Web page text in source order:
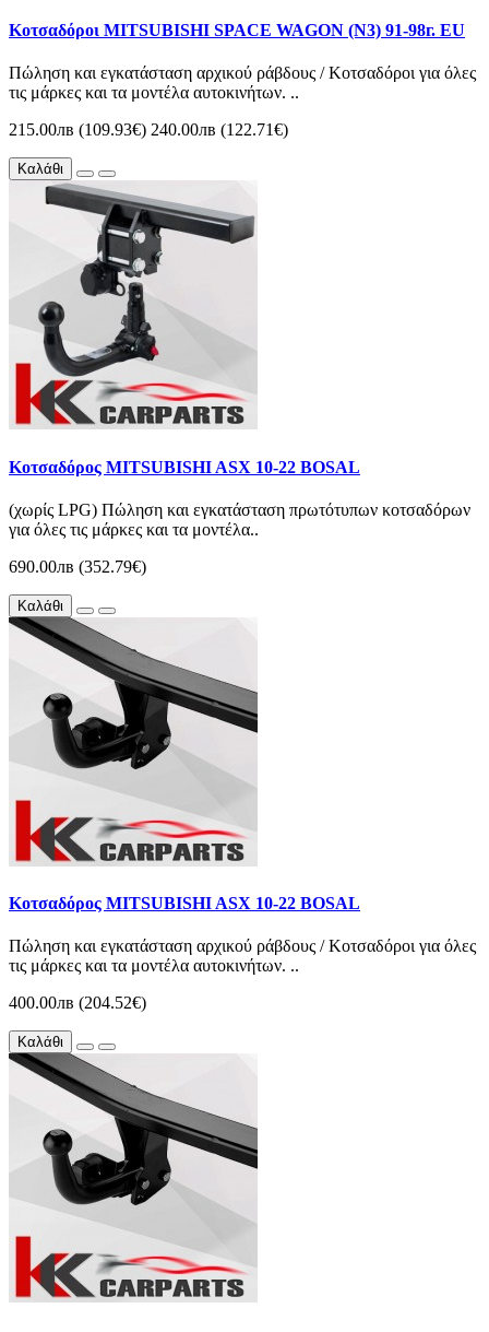
Κοτσαδόροι MITSUBISHI SPACE WAGON (N3) 91-98г. EU
Πώληση και εγκατάσταση αρχικού ράβδους / Κοτσαδόροι για όλες
τις μάρκες και τα μοντέλα αυτοκινήτων. ..
215.00лв (109.93€) 240.00лв (122.71€)
Καλάθι
Κοτσαδόρος MITSUBISHI ASX 10-22 BOSAL
(χωρίς LPG) Πώληση και εγκατάσταση πρωτότυπων κοτσαδόρων
για όλες τις μάρκες και τα μοντέλα..
690.00лв (352.79€)
Καλάθι
Κοτσαδόρος MITSUBISHI ASX 10-22 BOSAL
Πώληση και εγκατάσταση αρχικού ράβδους / Κοτσαδόροι για όλες
τις μάρκες και τα μοντέλα αυτοκινήτων. ..
400.00лв (204.52€)
Καλάθι